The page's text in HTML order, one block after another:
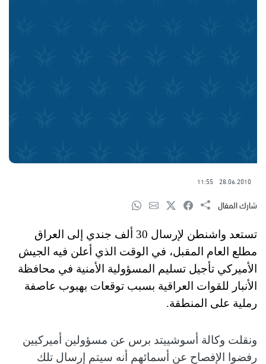
28.06.2010
11:55
شارك المقال
تستعد واشنطن لإرسال 30 ألف جندي إلى العراق
مطلع العام المقبل، في الوقت الذي أعلن فيه الجيش
الأميركي تأجيل تسليم المسؤولية الأمنية في محافظة
الأنبار للقوات العراقية بسبب توقعات بهبوب عاصفة
رملية على المنطقة.
ونقلت وكالة أسوشييتد برس عن مسؤولين أميركيين
رفضوا الإفصاح عن أسمائهم أنه سيتم إرسال تلك